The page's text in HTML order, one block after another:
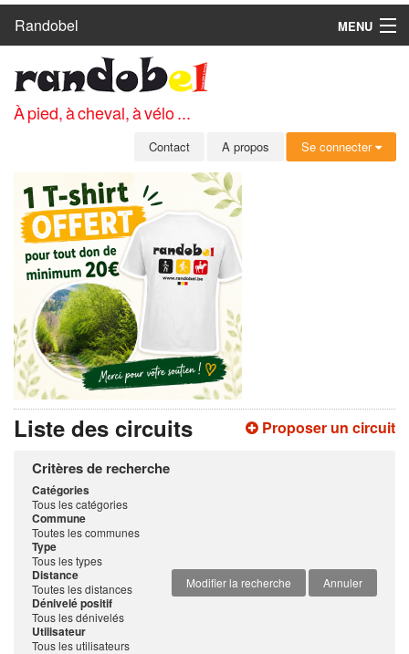
Randobel
MENU
CIRCUITS
CLUBS
MEMBRES
SE CONNECTER
INSCRIPTION GRATUITE
MOT DE PASSE OUBLIÉ
À pied, à cheval, à vélo ...
Contact A propos Se connecter
Proposer un circuit
Liste des circuits
Critères de recherche
Catégories
Tous les catégories
Commune
Toutes les communes
Type
Tous les types
Modifier la recherche
Annuler
Distance
Toutes les distances
Dénivelé positif
Tous les dénivelés
Utilisateur
Tous les utilisateurs